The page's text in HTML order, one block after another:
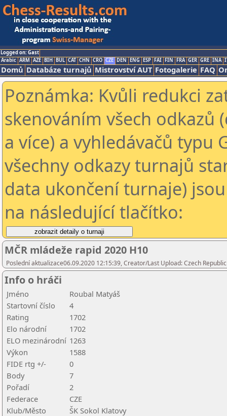
Logged on: Gast
Arabic ARM AZE BIH BUL CAT CHN CRO CZE DEN ENG ESP FAI FIN FRA GER GRE INA
Domů Databáze turnajů Mistrovství AUT Fotogalerie FAQ
Poznámka: Kvůli redukci
skenováním všech odkazů
a více) a vyhledávačů typu
všechny odkazy turnajů
data ukončení turnaje)
na následující tlačítko:
MČR mládeže rapid 2020 H10
Poslední aktualizace06.09.2020 12:15:39, Creator/Last Upload: Czech
Info o hráči
Jméno
Roubal Matyáš
Startovní číslo
4
Rating
1702
Elo národní
1702
ELO mezinárodní 1263
Výkon
1588
FIDE rtg +/-
0
Body
7
Pořadí
2
Federace
CZE
Klub/Město
ŠK Sokol Klatovy